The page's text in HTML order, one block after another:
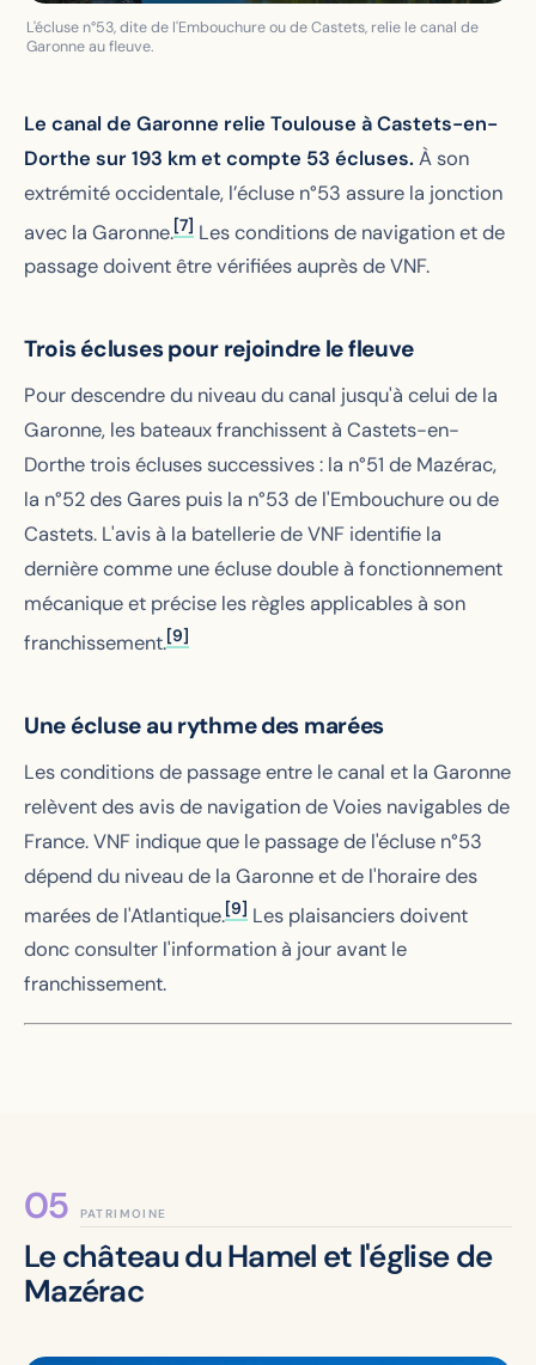
L'écluse n°53, dite de l'Embouchure ou de Castets, relie le canal de
Garonne au fleuve.
Le canal de Garonne relie Toulouse à Castets-en-
Dorthe sur 193 km et compte 53 écluses. À son
extrémité occidentale, l’écluse n°53 assure la jonction
avec la Garonne.[7] Les conditions de navigation et de
passage doivent être vérifiées auprès de VNF.
Trois écluses pour rejoindre le fleuve
Pour descendre du niveau du canal jusqu'à celui de la
Garonne, les bateaux franchissent à Castets-en-
Dorthe trois écluses successives : la n°51 de Mazérac,
la n°52 des Gares puis la n°53 de l'Embouchure ou de
Castets. L'avis à la batellerie de VNF identifie la
dernière comme une écluse double à fonctionnement
mécanique et précise les règles applicables à son
franchissement.[9]
Une écluse au rythme des marées
Les conditions de passage entre le canal et la Garonne
relèvent des avis de navigation de Voies navigables de
France. VNF indique que le passage de l'écluse n°53
dépend du niveau de la Garonne et de l'horaire des
marées de l'Atlantique.[9] Les plaisanciers doivent
donc consulter l'information à jour avant le
franchissement.
PATRIMOINE
Le château du Hamel et l'église de
Mazérac